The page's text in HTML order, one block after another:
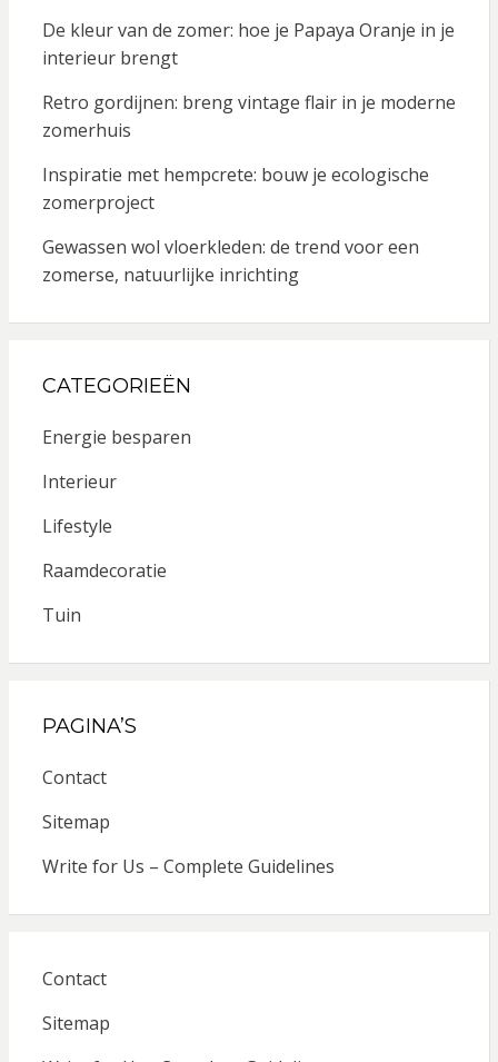
De kleur van de zomer: hoe je Papaya Oranje in je
interieur brengt
Retro gordijnen: breng vintage flair in je moderne
zomerhuis
Inspiratie met hempcrete: bouw je ecologische
zomerproject
Gewassen wol vloerkleden: de trend voor een
zomerse, natuurlijke inrichting
CATEGORIEËN
Energie besparen
Interieur
Lifestyle
Raamdecoratie
Tuin
PAGINA’S
Contact
Sitemap
Write for Us – Complete Guidelines
Contact
Sitemap